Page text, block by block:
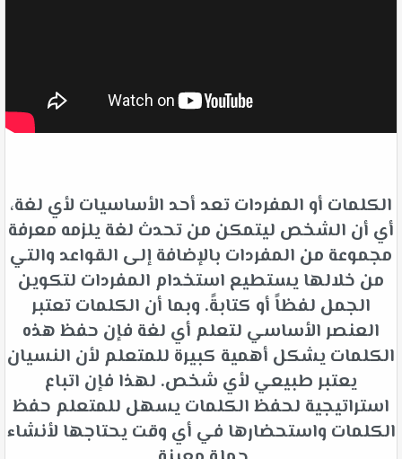
الكلمات أو المفردات تعد أحد الأساسيات لأي لغة،
أي أن الشخص ليتمكن من تحدث لغة يلزمه معرفة
مجموعة من المفردات بالإضافة إلى القواعد والتي
من خلالها يستطيع استخدام المفردات لتكوين
الجمل لفظاً أو كتابةً. وبما أن الكلمات تعتبر
العنصر الأساسي لتعلم أي لغة فإن حفظ هذه
الكلمات يشكل أهمية كبيرة للمتعلم لأن النسيان
يعتبر طبيعي لأي شخص. لهذا فإن اتباع
استراتيجية لحفظ الكلمات يسهل للمتعلم حفظ
الكلمات واستحضارها في أي وقت يحتاجها لأنشاء